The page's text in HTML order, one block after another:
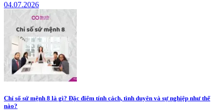
04.07.2026
Chỉ số sứ mệnh 8 là gì? Đặc điểm tính cách, tình duyên và sự nghiệp như thế
nào?